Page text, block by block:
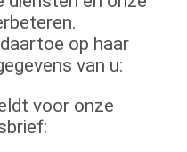
op haar
van u:
voor onze